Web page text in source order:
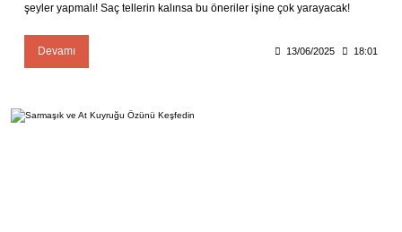
şeyler yapmalı! Saç tellerin kalınsa bu öneriler işine çok yarayacak!
Devamı 13/06/2025 18:01